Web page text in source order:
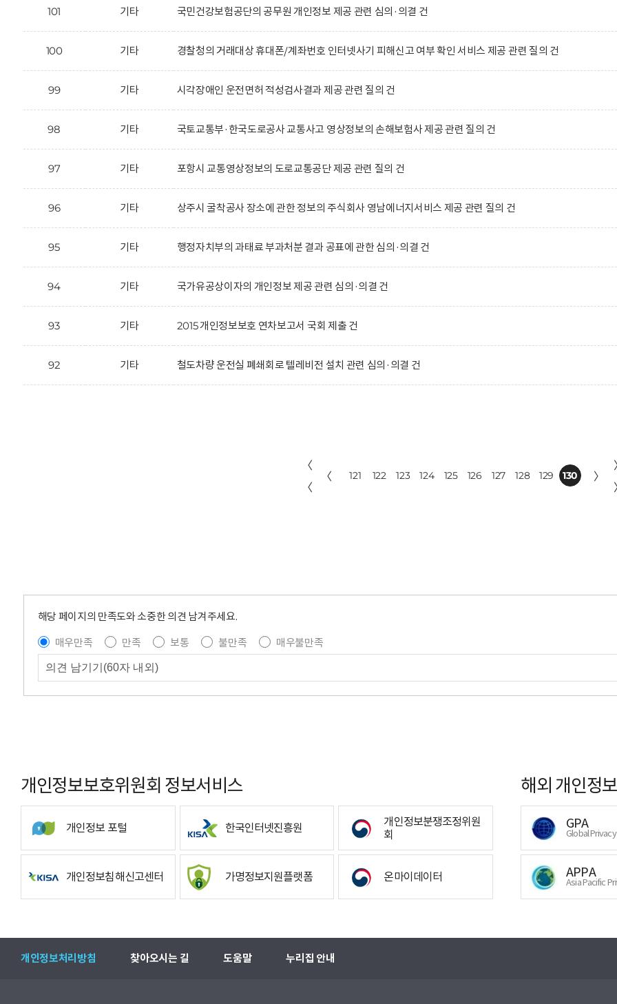
101 기타 국민건강보험공단의 공무원 개인정보 제공 관련 심의·의결 건
100 기타 경찰청의 거래대상 휴대폰/계좌번호 인터넷사기 피해신고 여부 확인 서비스 제공 관련 질의 건
99 기타 시각장애인 운전면허 적성검사결과 제공 관련 질의 건
98 기타 국토교통부·한국도로공사 교통사고 영상정보의 손해보험사 제공 관련 질의 건
97 기타 포항시 교통영상정보의 도로교통공단 제공 관련 질의 건
96 기타 상주시 굴착공사 장소에 관한 정보의 주식회사 영남에너지서비스 제공 관련 질의 건
95 기타 행정자치부의 과태료 부과처분 결과 공표에 관한 심의·의결 건
94 기타 국가유공상이자의 개인정보 제공 관련 심의·의결 건
93 기타 2015 개인정보보호 연차보고서 국회 제출 건
92 기타 철도차량 운전실 폐쇄회로 텔레비전 설치 관련 심의·의결 건
〈
〈
〈 121 122 123 124 125 126 127 128 129 130 〉
해당 페이지의 만족도와 소중한 의견 남겨주세요.
매우만족
만족 보통 불만족
매우불만족
개인정보보호위원회 정보서비스
개인정보 포털 한국인터넷진흥원
개인정보분쟁조정위원
회
개인정보침해신고센터 가명정보지원플랫폼 온마이데이터
해외 개인정
GPA
Global
APPA
Asia Pacific
개인정보처리방침 찾아오시는 길 도움말 누리집 안내